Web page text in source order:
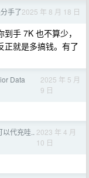
手了2025 年 8 月 18 日
手 7K 也不算少，
正就是多搞钱。有了
Data
2025 年 5 月
9 日
以代充哇.. 2023 年 4 月
10 日